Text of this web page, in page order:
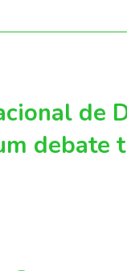
de
debate